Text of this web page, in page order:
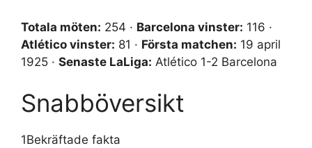
Totala möten: 254 · Barcelona vinster: 116 ·
Atlético vinster: 81 · Första matchen: 19 april
1925 · Senaste LaLiga: Atlético 1-2 Barcelona
Snabböversikt
1Bekräftade fakta